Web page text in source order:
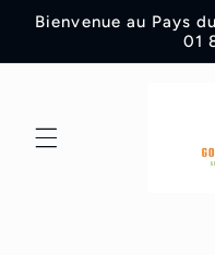
direttamente
Bienvenue au Pays
01